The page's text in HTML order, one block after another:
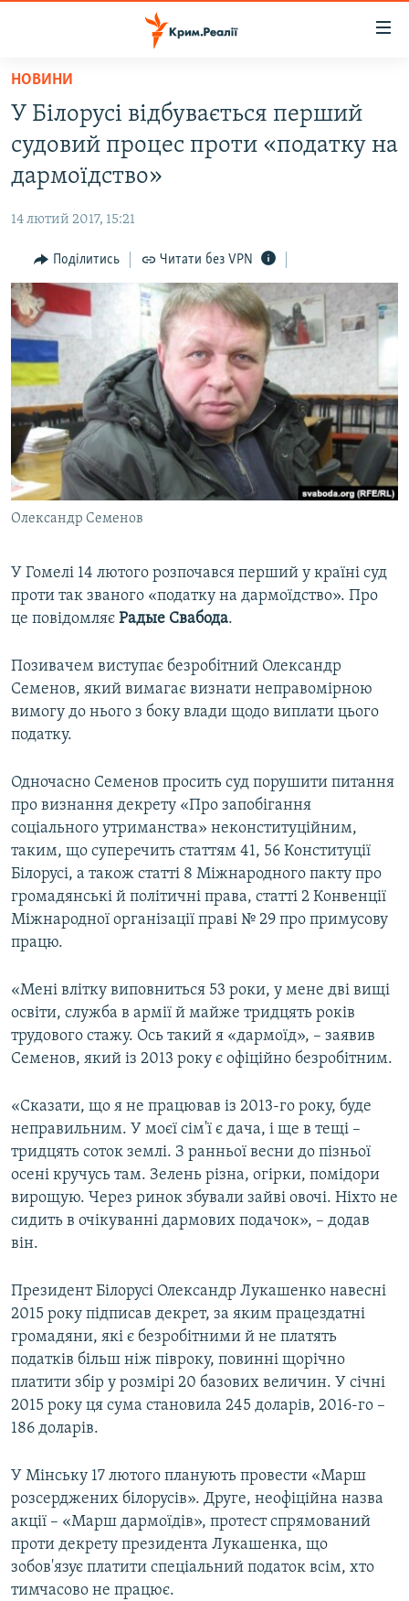
Перейти
основного
матеріалу
Перейти
до
основної
Перейти
до
пошуку
ВОДА.КРИМ
ВІДЕО ТА ФОТО
БЛОГИ
ПОГЛЯД
ІНТЕРВ'Ю
ВСЕ ЗА ДЕНЬ
СПЕЦПРОЕКТИ
ДЕПОРТАЦІЯ
ВІДЕОУРОКИ «ELIFBE»
СВІДЧЕННЯ ОКУПАЦІЇ
УКРАЇНСЬКА ПРОБЛЕМА КРИМУ
ІНФОГРАФІКА
ЯК ОБІЙТИ БЛОКУВАННЯ
Русский
Qırımtatar
ДОЛУЧАЙСЯ!
Усі сайти RFE/RL
НОВИНИ
У Білорусі відбувається перший
судовий процес проти «податку на
дармоїдство»
14 лютий 2017, 15:21
Поділитись Читати без VPN
Олександр Семенов
У Гомелі 14 лютого розпочався перший у країні суд
проти так званого «податку на дармоїдство». Про
це повідомляє Радые Свабода.
Позивачем виступає безробітний Олександр
Семенов, який вимагає визнати неправомірною
вимогу до нього з боку влади щодо виплати цього
податку.
Одночасно Семенов просить суд порушити питання
про визнання декрету «Про запобігання
соціального утриманства» неконституційним,
таким, що суперечить статтям 41, 56 Конституції
Білорусі, а також статті 8 Міжнародного пакту про
громадянські й політичні права, статті 2 Конвенції
Міжнародної організації праві № 29 про примусову
працю.
«Мені влітку виповниться 53 роки, у мене дві вищі
освіти, служба в армії й майже тридцять років
трудового стажу. Ось такий я «дармоїд», – заявив
Семенов, який із 2013 року є офіційно безробітним.
«Сказати, що я не працював із 2013-го року, буде
неправильним. У моєї сім'ї є дача, і ще в тещі –
тридцять соток землі. З ранньої весни до пізньої
осені кручусь там. Зелень різна, огірки, помідори
вирощую. Через ринок збували зайві овочі. Ніхто не
сидить в очікуванні дармових подачок», – додав
він.
Президент Білорусі Олександр Лукашенко навесні
2015 року підписав декрет, за яким працездатні
громадяни, які є безробітними й не платять
податків більш ніж півроку, повинні щорічно
платити збір у розмірі 20 базових величин. У січні
2015 року ця сума становила 245 доларів, 2016-го –
186 доларів.
У Мінську 17 лютого планують провести «Марш
розсерджених білорусів». Друге, неофіційна назва
акції – «Марш дармоїдів», протест спрямований
проти декрету президента Лукашенка, що
зобов'язує платити спеціальний податок всім, хто
тимчасово не працює.